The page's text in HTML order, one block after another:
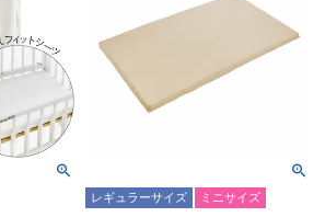
レギュラーサイズ ミニサイズ